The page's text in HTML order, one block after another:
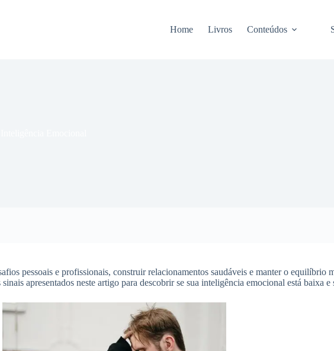
Home Livros Conteúdos
pessoais e profissionais, construir relacionamentos saudáveis e manter o equilíbrio
apresentados neste artigo para descobrir se sua inteligência emocional está baixa